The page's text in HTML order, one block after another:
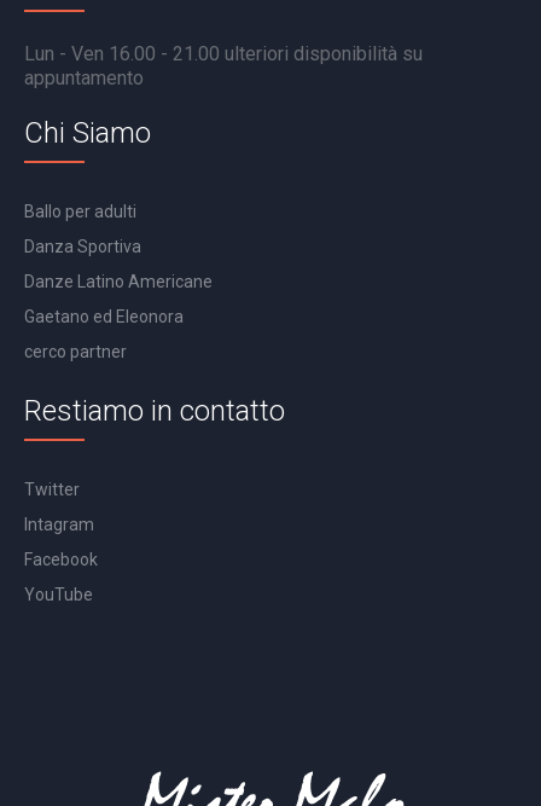
Lun - Ven 16.00 - 21.00 ulteriori disponibilità su
appuntamento
Chi Siamo
Ballo per adulti
Danza Sportiva
Danze Latino Americane
Gaetano ed Eleonora
cerco partner
Restiamo in contatto
Twitter
Intagram
Facebook
YouTube